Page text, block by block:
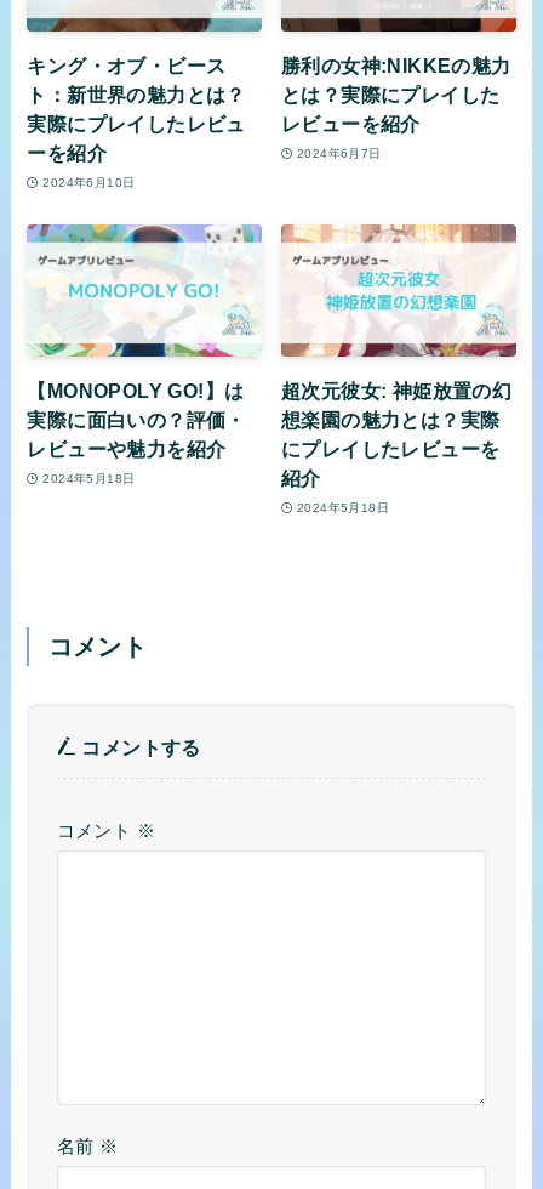
キング・オブ・ビース
ト：新世界の魅力とは？
実際にプレイしたレビュ
ーを紹介
2024年6月10日
勝利の女神:NIKKEの魅力
とは？実際にプレイした
レビューを紹介
2024年6月7日
【MONOPOLY GO!】は
実際に面白いの？評価・
レビューや魅力を紹介
2024年5月18日
超次元彼女: 神姫放置の幻
想楽園の魅力とは？実際
にプレイしたレビューを
紹介
2024年5月18日
コメント
コメントする
コメント ※
名前 ※